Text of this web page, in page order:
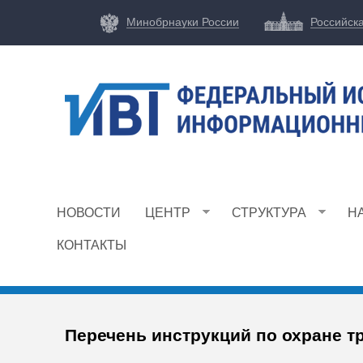
Минобрнауки России
И
И
НОВОСТИ ЦЕНТР СТРУКТУРА
КОНТАКТЫ
Перечень инструкций по охране